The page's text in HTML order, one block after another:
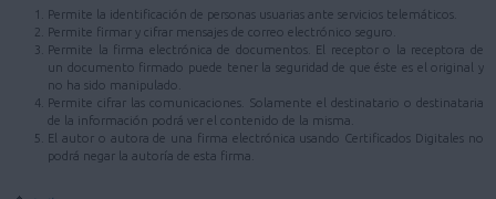
Permite la identificación de personas usuarias ante servicios telemáticos.
Permite firmar y cifrar mensajes de correo electrónico seguro.
Permite la firma electrónica de documentos. El receptor o la receptora de
un documento firmado puede tener la seguridad de que éste es el original y
no ha sido manipulado.
Permite cifrar las comunicaciones. Solamente el destinatario o destinataria
de la información podrá ver el contenido de la misma.
El autor o autora de una firma electrónica usando Certificados Digitales no
podrá negar la autoría de esta firma.